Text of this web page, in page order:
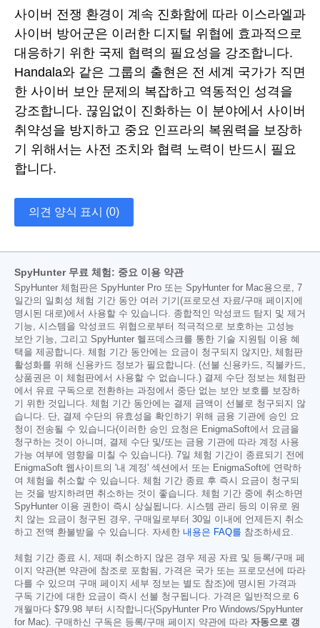
사이버 전쟁 환경이 계속 진화함에 따라 이스라엘과
사이버 방어군은 이러한 디지털 위협에 효과적으로
대응하기 위한 국제 협력의 필요성을 강조합니다.
Handala와 같은 그룹의 출현은 전 세계 국가가 직면
한 사이버 보안 문제의 복잡하고 역동적인 성격을
강조합니다. 끊임없이 진화하는 이 분야에서 사이버
취약성을 방지하고 중요 인프라의 복원력을 보장하
기 위해서는 사전 조치와 협력 노력이 반드시 필요
합니다.
의견 양식 표시 (0)
SpyHunter 무료 체험: 중요 이용 약관
SpyHunter 체험판은 SpyHunter Pro 또는 SpyHunter for Mac용으로, 7
일간의 일회성 체험 기간 동안 여러 기기(프로모션 자료/구매 페이지에
명시된 대로)에서 사용할 수 있습니다. 종합적인 악성코드 탐지 및 제거
기능, 시스템을 악성코드 위협으로부터 적극적으로 보호하는 고성능
보안 기능, 그리고 SpyHunter 헬프데스크를 통한 기술 지원팀 이용 혜
택을 제공합니다. 체험 기간 동안에는 요금이 청구되지 않지만, 체험판
활성화를 위해 신용카드 정보가 필요합니다. (선불 신용카드, 직불카드,
상품권은 이 체험판에서 사용할 수 없습니다.) 결제 수단 정보는 체험판
에서 유료 구독으로 전환하는 과정에서 중단 없는 보안 보호를 보장하
기 위한 것입니다. 체험 기간 동안에는 결제 금액이 선불로 청구되지 않
습니다. 단, 결제 수단의 유효성을 확인하기 위해 금융 기관에 승인 요
청이 전송될 수 있습니다(이러한 승인 요청은 EnigmaSoft에서 요금을
청구하는 것이 아니며, 결제 수단 및/또는 금융 기관에 따라 계정 사용
가능 여부에 영향을 미칠 수 있습니다). 7일 체험 기간이 종료되기 전에
EnigmaSoft 웹사이트의 '내 계정' 섹션에서 또는 EnigmaSoft에 연락하
여 체험을 취소할 수 있습니다. 체험 기간 종료 후 즉시 요금이 청구되
는 것을 방지하려면 취소하는 것이 좋습니다. 체험 기간 중에 취소하면
SpyHunter 이용 권한이 즉시 상실됩니다. 시스템 관리 등의 이유로 원
치 않는 요금이 청구된 경우, 구매일로부터 30일 이내에 언제든지 취소
하고 전액 환불받을 수 있습니다. 자세한 내용은 FAQ를 참조하세요.
체험 기간 종료 시, 제때 취소하지 않은 경우 제공 자료 및 등록/구매 페
이지 약관(본 약관에 참조로 포함됨, 가격은 국가 또는 프로모션에 따라
다를 수 있으며 구매 페이지 세부 정보는 별도 참조)에 명시된 가격과
구독 기간에 대한 요금이 즉시 선불 청구됩니다. 가격은 일반적으로 6
개월마다 $79.98 부터 시작합니다(SpyHunter Pro Windows/SpyHunter
for Mac). 구매하신 구독은 등록/구매 페이지 약관에 따라 자동으로 갱